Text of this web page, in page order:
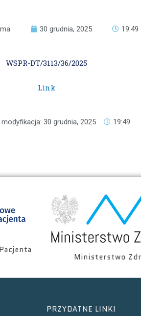
30 grudnia, 2025 19:49
WSPR-DT/3113/36/2025
Link
30 grudnia, 2025 19:49
Ministerstwo
PRZYDATNE LINKI